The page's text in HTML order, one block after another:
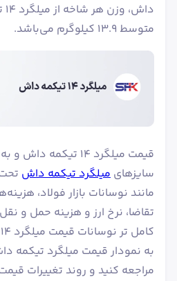
متوسط ۱۳.۹ کیلوگرم می‌باشد.
قیمت میلگرد ۱۴
سایزهای میلگرد تیکمه داش
مانند نوسانات بازار فولاد،
تقاضا، نرخ ارز و هزینه حمل و
به نمودار قیمت میلگرد تیکمه
مراجعه کنید و روند تغییرات